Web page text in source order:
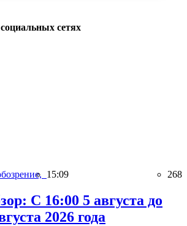
сетях
15:09 268
С 16:00 5 августа до
2026 года